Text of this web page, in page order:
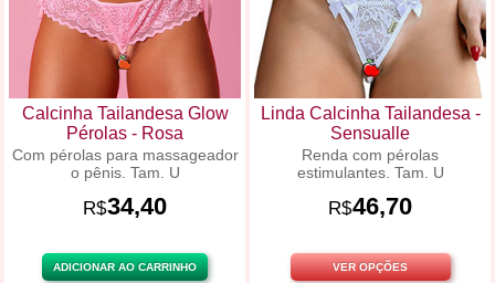
Calcinha Tailandesa Glow
Pérolas - Rosa
Com pérolas para massageador
o pênis. Tam. U
R$34,40
ADICIONAR AO CARRINHO
Linda Calcinha Tailandesa -
Sensualle
Renda com pérolas
estimulantes. Tam. U
R$46,70
VER OPÇÕES